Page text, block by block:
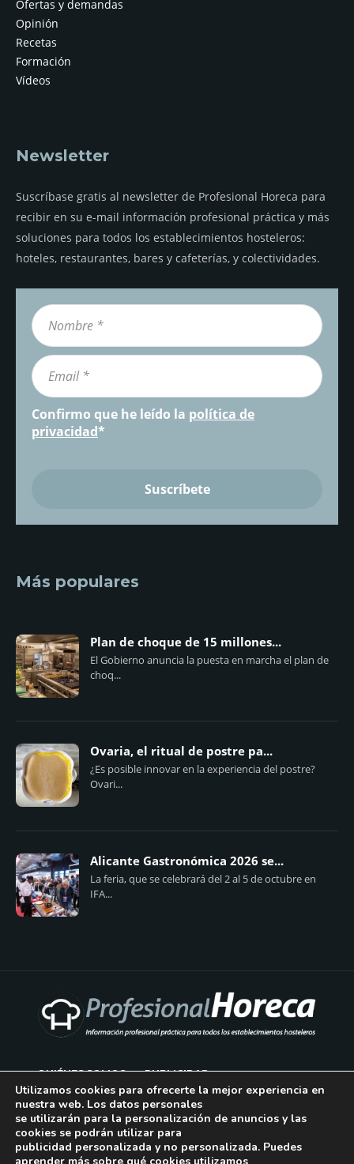
Ofertas y demandas
Opinión
Recetas
Formación
Vídeos
Newsletter
Suscríbase gratis al newsletter de Profesional Horeca para
recibir en su e-mail información profesional práctica y más
soluciones para todos los establecimientos hosteleros:
hoteles, restaurantes, bares y cafeterías, y colectividades.
Confirmo que he leído la política de
privacidad*
Más populares
Plan de choque de 15 millones...
El Gobierno anuncia la puesta en marcha el plan de
choq...
Ovaria, el ritual de postre pa...
¿Es posible innovar en la experiencia del postre?
Ovari...
Alicante Gastronómica 2026 se...
La feria, que se celebrará del 2 al 5 de octubre en
IFA...
QUIÉNES SOMOS PUBLICIDAD
AVISO LEGAL
POLÍTICA DE COOKIES
Utilizamos cookies para ofrecerte la mejor experiencia en
nuestra web. Los datos personales
se utilizarán para la personalización de anuncios y las
cookies se podrán utilizar para
publicidad personalizada y no personalizada. Puedes